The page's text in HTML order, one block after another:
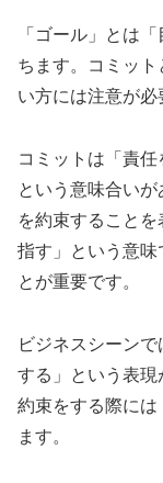
「ゴール」とは
ちます。コミッ
い方には注意が必
コミットは「責任
という意味合い
を約束すること
指す」という意味
とが重要です。
ビジネスシーン
する」という表
約束をする際に
ます。